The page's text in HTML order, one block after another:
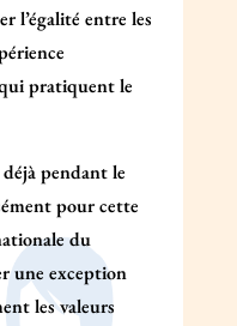
l’égalité entre les
pratiquent le
pendant le
pour cette
du
une exception
les valeurs